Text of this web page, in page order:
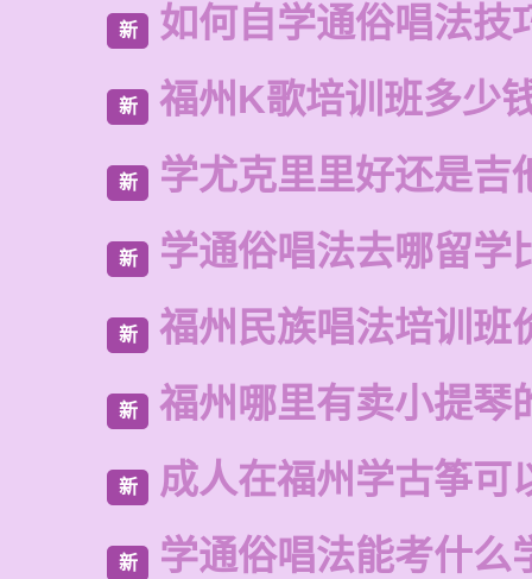
新 如何自学通俗唱法技
新 福州K歌培训班多少
新 学尤克里里好还是吉
新 学通俗唱法去哪留学
新 福州民族唱法培训班
新 福州哪里有卖小提琴
新 成人在福州学古筝可
新 学通俗唱法能考什么